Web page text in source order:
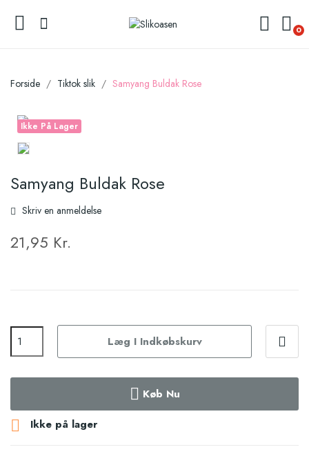
0
Forside Tiktok slik Samyang Buldak Rose
Ikke På Lager
Samyang Buldak Rose
Skriv en anmeldelse
21,95 Kr.
Læg I Indkøbskurv
Køb Nu
 Ikke på lager